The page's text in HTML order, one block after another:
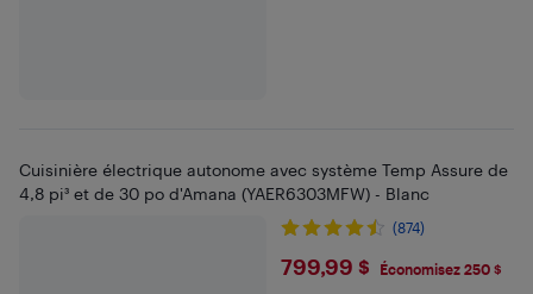
Cuisinière électrique autonome avec système Temp Assure de
4,8 pi³ et de 30 po d'Amana (YAER6303MFW) - Blanc
(874)
$799.99
799,99 $ Économisez 250 $